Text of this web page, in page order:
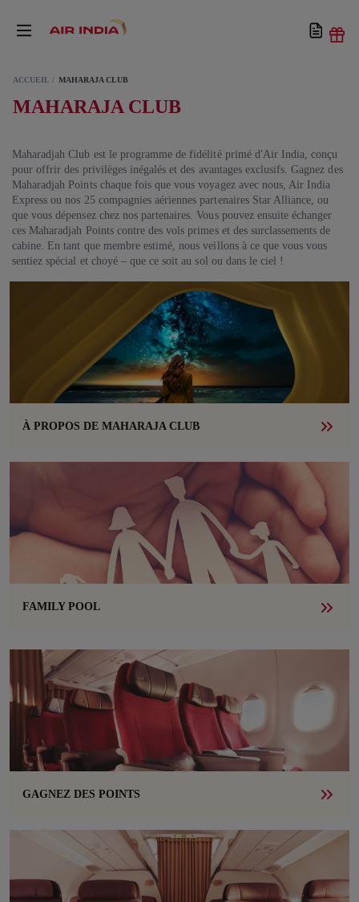
ACCUEIL MAHARAJA CLUB
MAHARAJA CLUB
Maharadjah Club est le programme de fidélité primé d'Air India, conçu
pour offrir des privilèges inégalés et des avantages exclusifs. Gagnez des
Maharadjah Points chaque fois que vous voyagez avec nous, Air India
Express ou nos 25 compagnies aériennes partenaires Star Alliance, ou
que vous dépensez chez nos partenaires. Vous pouvez ensuite échanger
ces Maharadjah Points contre des vols primes et des surclassements de
cabine. En tant que membre estimé, nous veillons à ce que vous vous
sentiez spécial et choyé – que ce soit au sol ou dans le ciel !
À PROPOS DE MAHARAJA CLUB
FAMILY POOL
GAGNEZ DES POINTS